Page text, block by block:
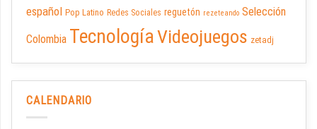
español Pop Latino Redes Sociales reguetón rezeteando Selección
Colombia TecnologíaVideojuegos zetadj
CALENDARIO